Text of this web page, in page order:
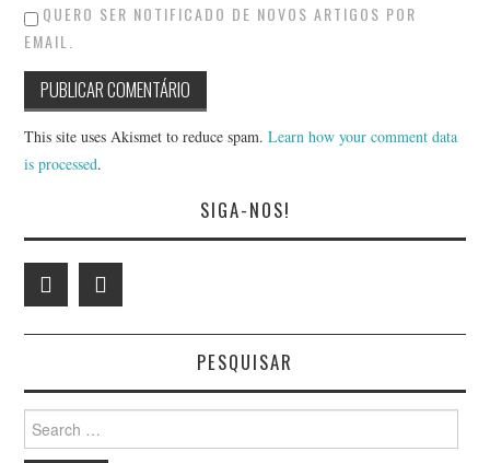
QUERO SER NOTIFICADO DE NOVOS ARTIGOS POR
EMAIL.
This site uses Akismet to reduce spam.Learn how your comment data
is processed.
SIGA-NOS!
PESQUISAR
for: